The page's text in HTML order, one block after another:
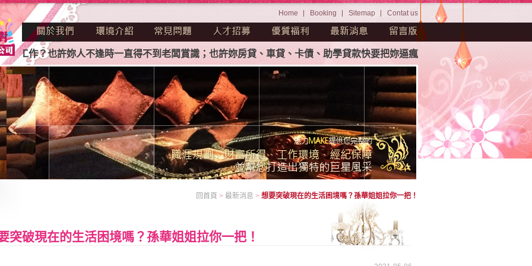
Home Booking Sitemap Contat us
作？也許妳人不逢時一直得不到老闆賞識；也許妳房貸、車貸、卡債、助學貸款快要把妳逼瘋。茫茫人海中如何挑選屬於
回首頁 > 最新消息 > 想要突破現在的生活困境嗎？孫華姐姐拉你一把！
突破現在的生活困境嗎？孫華姐姐拉你一把！